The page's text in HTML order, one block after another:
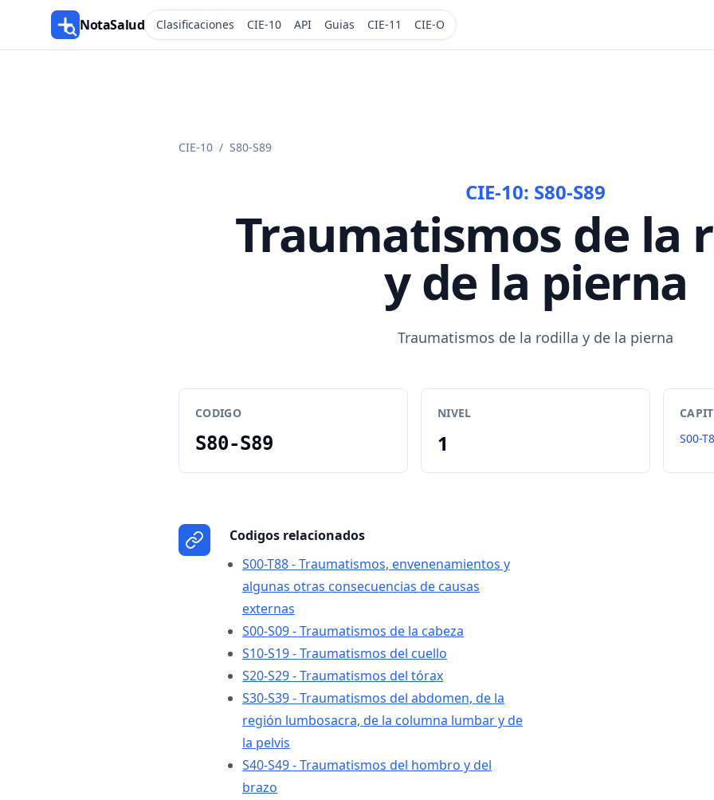
NotaSalud Clasificaciones CIE-10 API Guias CIE-11 CIE-O
CIE-10 / S80-S89
CIE-10: S80-S89
Traumatismos de la
y de la pierna
Traumatismos de la rodilla y de la pierna
CODIGO
S80-S89
NIVEL
1
S00-
Codigos relacionados
S00-T88 - Traumatismos, envenenamientos y
algunas otras consecuencias de causas
externas
S00-S09 - Traumatismos de la cabeza
S10-S19 - Traumatismos del cuello
S20-S29 - Traumatismos del tórax
S30-S39 - Traumatismos del abdomen, de la
región lumbosacra, de la columna lumbar y de
la pelvis
S40-S49 - Traumatismos del hombro y del
brazo